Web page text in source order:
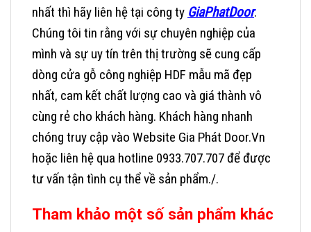
nhất thì hãy liên hệ tại công ty GiaPhatDoor.
Chúng tôi tin rằng với sự chuyên nghiệp của
mình và sự uy tín trên thị trường sẽ cung cấp
dòng cửa gỗ công nghiệp HDF mẫu mã đẹp
nhất, cam kết chất lượng cao và giá thành vô
cùng rẻ cho khách hàng. Khách hàng nhanh
chóng truy cập vào Website Gia Phát Door.Vn
hoặc liên hệ qua hotline 0933.707.707 để được
tư vấn tận tình cụ thể về sản phẩm./.
Tham khảo một số sản phẩm khác